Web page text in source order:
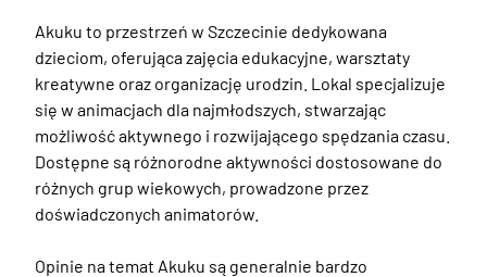
Akuku to przestrzeń w Szczecinie dedykowana
dzieciom, oferująca zajęcia edukacyjne, warsztaty
kreatywne oraz organizację urodzin. Lokal specjalizuje
się w animacjach dla najmłodszych, stwarzając
możliwość aktywnego i rozwijającego spędzania czasu.
Dostępne są różnorodne aktywności dostosowane do
różnych grup wiekowych, prowadzone przez
doświadczonych animatorów.
Opinie na temat Akuku są generalnie bardzo